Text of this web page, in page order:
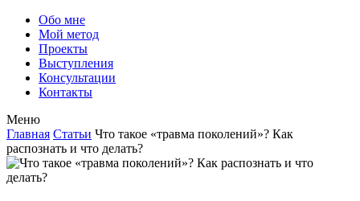
Обо мне
Мой метод
Проекты
Выступления
Консультации
Контакты
Меню
Главная Статьи Что такое «травма поколений»? Как
распознать и что делать?